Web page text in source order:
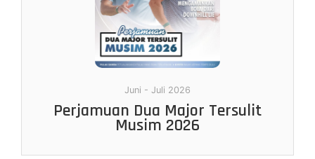
Juni - Juli 2026
Perjamuan Dua Major Tersulit
Musim 2026